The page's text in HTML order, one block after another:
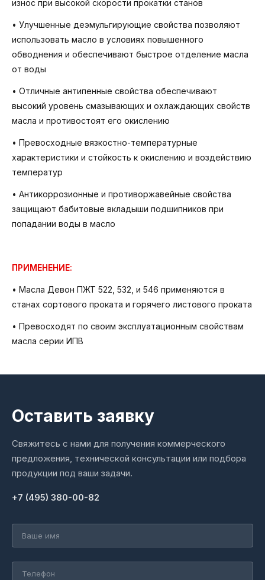
износ при высокой скорости прокатки станов
• Улучшенные деэмульгирующие свойства позволяют
использовать масло в условиях повышенного
обводнения и обеспечивают быстрое отделение масла
от воды
• Отличные антипенные свойства обеспечивают
высокий уровень смазывающих и охлаждающих свойств
масла и противостоят его окислению
• Превосходные вязкостно-температурные
характеристики и стойкость к окислению и воздействию
температур
• Антикоррозионные и противоржавейные свойства
защищают бабитовые вкладыши подшипников при
попадании воды в масло
ПРИМЕНЕНИЕ:
• Масла Девон ПЖТ 522, 532, и 546 применяются в
станах сортового проката и горячего листового проката
• Превосходят по своим эксплуатационным свойствам
масла серии ИПВ
Оставить заявку
Свяжитесь с нами для получения коммерческого
предложения, технической консультации или подбора
продукции под ваши задачи.
+7 (495) 380-00-82